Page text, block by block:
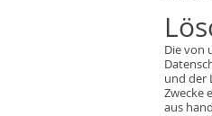
Die von
und der
Zwecke
aus